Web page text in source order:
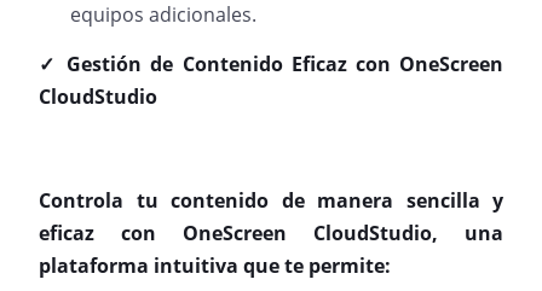
equipos adicionales.
✓️ Gestión de Contenido Eficaz con OneScreen
CloudStudio
Controla tu contenido de manera sencilla y
eficaz con OneScreen CloudStudio, una
plataforma intuitiva que te permite: